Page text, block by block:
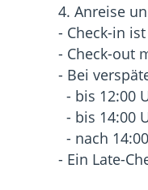
4. Anreise
- Check-in
- Check-out
- Bei
- bis 12:00
- bis 14:00
- nach
- Ein Late-